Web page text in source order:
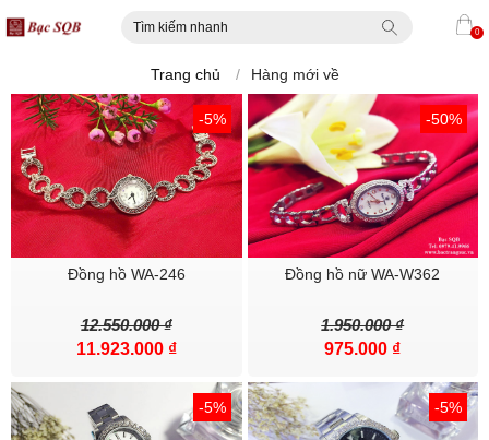
0
Trang chủ / Hàng mới về
-5%
Đồng hồ WA-246
12.550.000 ₫
11.923.000 ₫
-50%
Đồng hồ nữ WA-W362
1.950.000 ₫
975.000 ₫
-5% -5%